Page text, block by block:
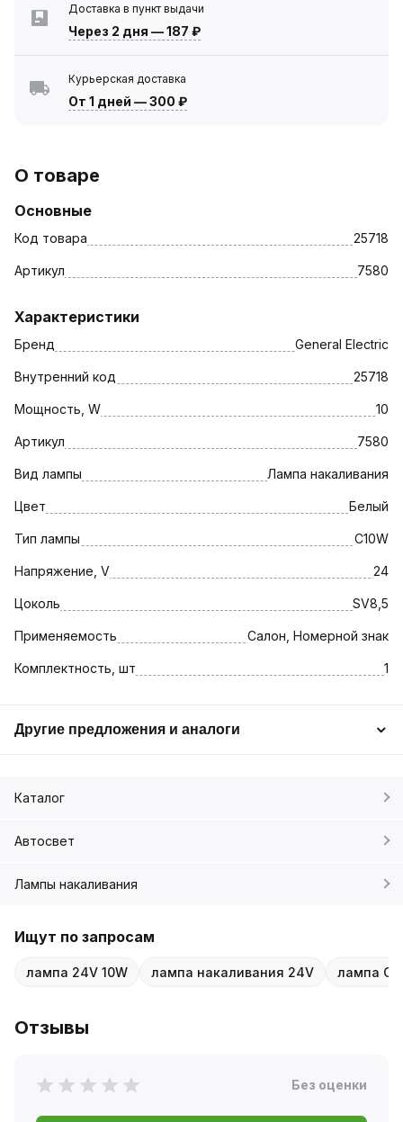
Доставка в пункт выдачи
Через 2 дня —187 ₽
Курьерская доставка
От 1 дней —300 ₽
О товаре
Основные
Код товара 25718
Артикул 7580
Характеристики
Бренд General Electric
Внутренний код 25718
Мощность, W 10
Артикул 7580
Вид лампы Лампа накаливания
Цвет Белый
Тип лампы C10W
Напряжение, V 24
Цоколь SV8,5
Применяемость Салон, Номерной знак
Комплектность, шт 1
Другие предложения и аналоги
Каталог
Автосвет
Лампы накаливания
Ищут по запросам
лампа 24V 10W лампа накаливания 24V лампа
Отзывы
Без оценки